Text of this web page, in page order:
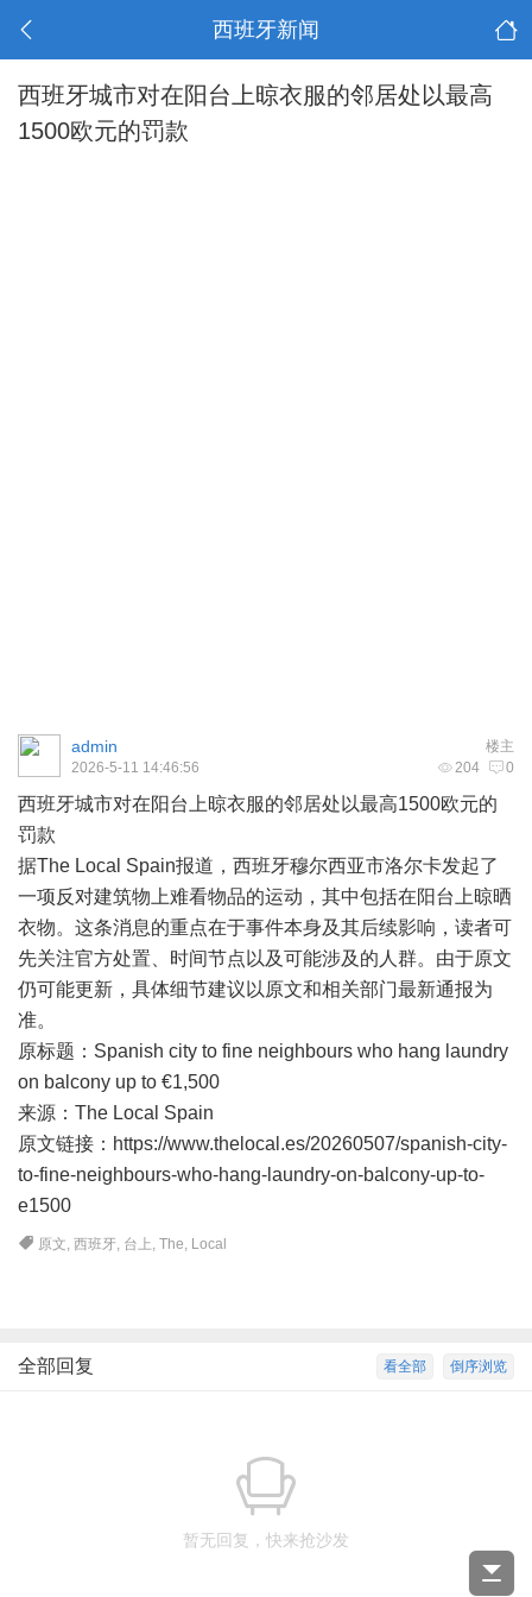
西班牙新闻
西班牙城市对在阳台上晾衣服的邻居处以最高
1500欧元的罚款
楼主
admin
204 0
2026-5-11 14:46:56
西班牙城市对在阳台上晾衣服的邻居处以最高1500欧元的
罚款
据The Local Spain报道，西班牙穆尔西亚市洛尔卡发起了
一项反对建筑物上难看物品的运动，其中包括在阳台上晾晒
衣物。这条消息的重点在于事件本身及其后续影响，读者可
先关注官方处置、时间节点以及可能涉及的人群。由于原文
仍可能更新，具体细节建议以原文和相关部门最新通报为
准。
原标题：Spanish city to fine neighbours who hang laundry
on balcony up to €1,500
来源：The Local Spain
原文链接：https://www.thelocal.es/20260507/spanish-city-
to-fine-neighbours-who-hang-laundry-on-balcony-up-to-
e1500
原文,西班牙, 台上,The, Local
倒序浏览
看全部
全部回复
暂无回复，快来抢沙发